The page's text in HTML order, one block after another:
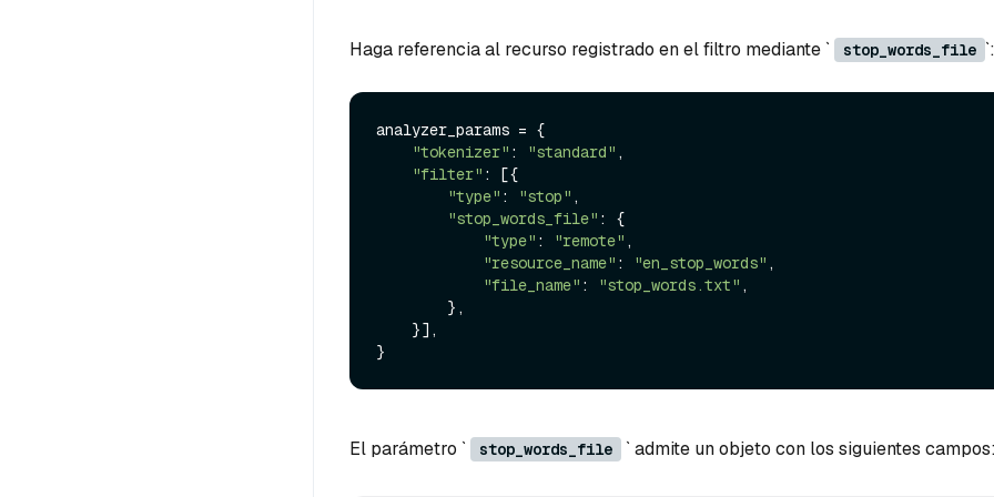
Haga referencia al recurso registrado en el filtro mediante ` stop_words_file `:
analyzer_params = {
"tokenizer" : "standard" ,
"filter" : [{
"type" : "stop" ,
"stop_words_file" : {
"type" : "remote" ,
"resource_name" : "en_stop_words" ,
"file_name" : "stop_words.txt" ,
El parámetro ` stop_words_file ` admite un objeto con los siguientes